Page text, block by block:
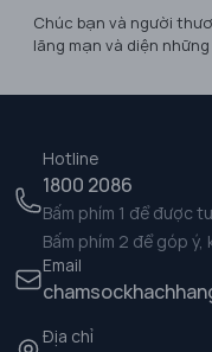
Chúc bạn và người
lãng mạn và diện
Hotline
1800 2086
Bấm phím 1 để được
Bấm phím 2 để góp ý,
Email
Địa chỉ